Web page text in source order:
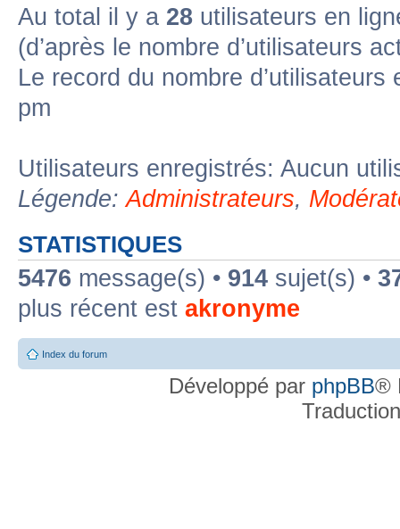
Au total il y a 28 utilisateurs en
(d’après le nombre d’utilisateurs
Le record du nombre
pm
Utilisateurs enregistrés: Aucun
Légende:Administrateurs,
STATISTIQUES
5476 message(s) • 914 sujet(s) •
plus récent est akronyme
Index du forum
Développé par phpBB®